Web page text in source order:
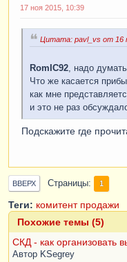
17 ноя 2015, 10:39
Цитата: pavl_vs от 16
RomIC92, надо
Что же касается
как мне
и это не раз
Подскажите где
ВВЕРХ Страницы 1
Теги: комитент продажи
Похожие темы (5)
СКД - как организовать
Автор KSegrey